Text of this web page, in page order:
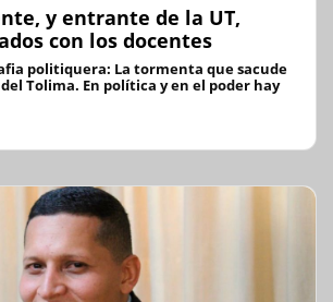
y entrante de la UT,
con los docentes
politiquera: La tormenta que sacude
Tolima. En política y en el poder hay